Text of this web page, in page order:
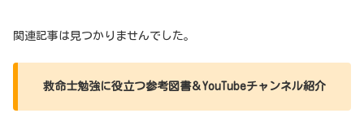
関連記事は見つかりませんでした。
救命士勉強に役立つ参考図書＆YouTubeチャンネル紹介